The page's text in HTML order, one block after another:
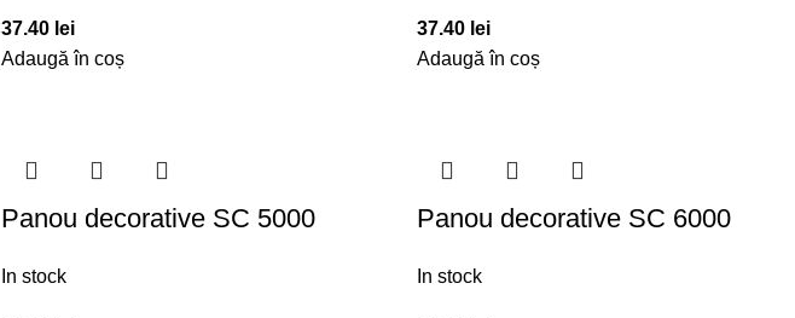
37.40 lei
Adaugă în coș
37.40 lei
Adaugă în coș
Panou decorative SC 5000
In stock
Panou decorative SC 6000
In stock